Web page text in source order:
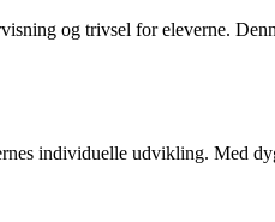
og trivsel for eleverne.
individuelle udvikling. Med